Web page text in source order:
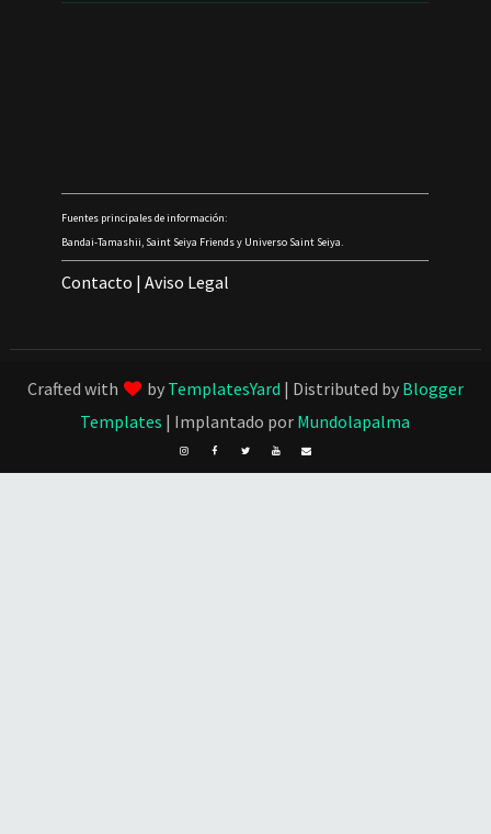
Fuentes principales de información:
Bandai-Tamashii, Saint Seiya Friends y Universo Saint Seiya.
Contacto |Aviso Legal
Crafted with by TemplatesYard | Distributed by Blogger
Templates | Implantado por Mundolapalma